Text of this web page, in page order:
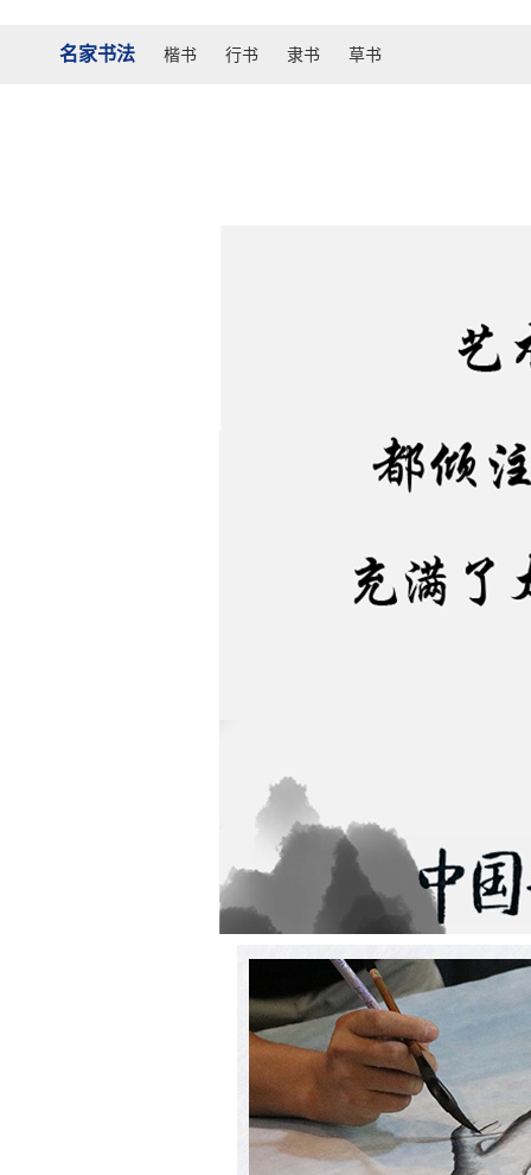
名家书法 楷书 行书 隶书 草书